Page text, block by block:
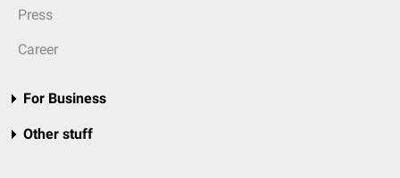
Press
Career
For Business
Other stuff